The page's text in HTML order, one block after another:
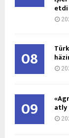
etdi
08
09 atly